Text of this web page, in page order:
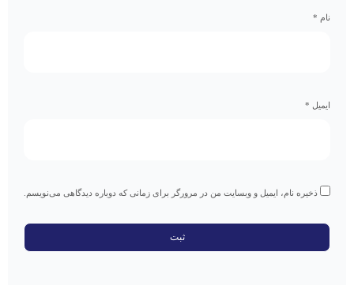
نام *
ایمیل *
ذخیره نام، ایمیل و وبسایت من در مرورگر برای زمانی که دوباره دیدگاهی می‌نویسم.